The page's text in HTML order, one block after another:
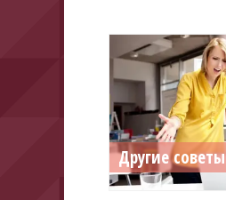
Другие советы